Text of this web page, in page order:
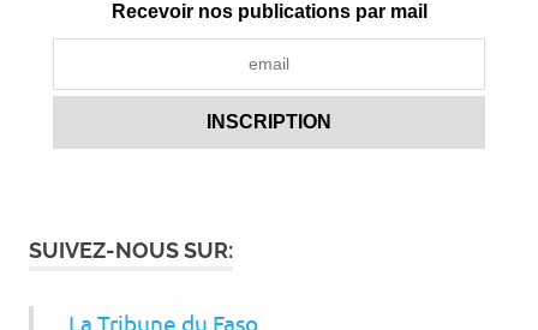
Recevoir nos publications par mail
SUIVEZ-NOUS SUR:
La Tribune du Faso